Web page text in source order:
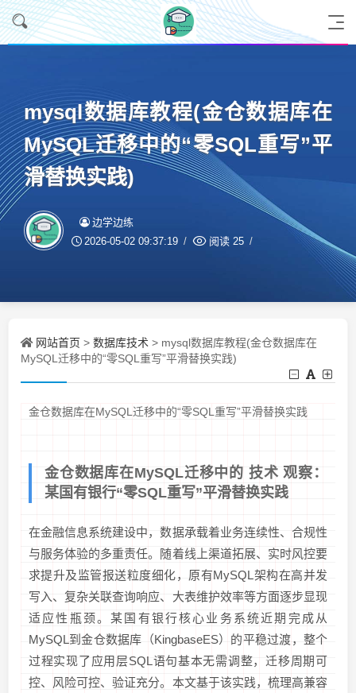
mysql数据库教程(金仓数据库在
MySQL迁移中的“零SQL重写”平
滑替换实践)
边学边练
2026-05-02 09:37:19 阅读 25
网站首页 > 数据库技术 > mysql数据库教程(金仓数据库在
MySQL迁移中的“零SQL重写”平滑替换实践)
金仓数据库在MySQL迁移中的“零SQL重写”平滑替换实践
金仓数据库在MySQL迁移中的 技术 观察：
某国有银行“零SQL重写”平滑替换实践
在金融信息系统建设中，数据承载着业务连续性、合规性
与服务体验的多重责任。随着线上渠道拓展、实时风控要
求提升及监管报送粒度细化，原有MySQL架构在高并发
写入、复杂关联查询响应、大表维护效率等方面逐步显现
适应性瓶颈。某国有银行核心业务系统近期完成从
MySQL到金仓数据库（KingbaseES）的平稳过渡，整个
过程实现了应用层SQL语句基本无需调整，迁移周期可
控、风险可控、验证充分。本文基于该实践，梳理高兼容